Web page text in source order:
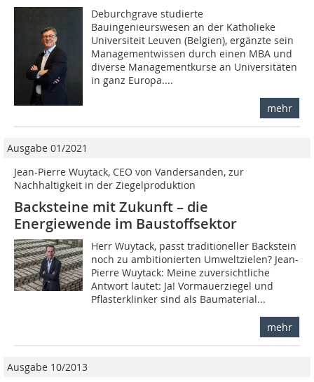
Deburchgrave studierte
Bauingenieurswesen an der Katholieke
Universiteit Leuven (Belgien), ergänzte sein
Managementwissen durch einen MBA und
diverse Managementkurse an Universitäten
in ganz Europa....
mehr
Ausgabe 01/2021
Jean-Pierre Wuytack, CEO von Vandersanden, zur
Nachhaltigkeit in der Ziegelproduktion
Backsteine mit Zukunft – die
Energiewende im Baustoffsektor
Herr Wuytack, passt traditioneller Backstein
noch zu ambitionierten Umweltzielen? Jean-
Pierre Wuytack: Meine zuversichtliche
Antwort lautet: Ja! Vormauerziegel und
Pflasterklinker sind als Baumaterial...
mehr
Ausgabe 10/2013